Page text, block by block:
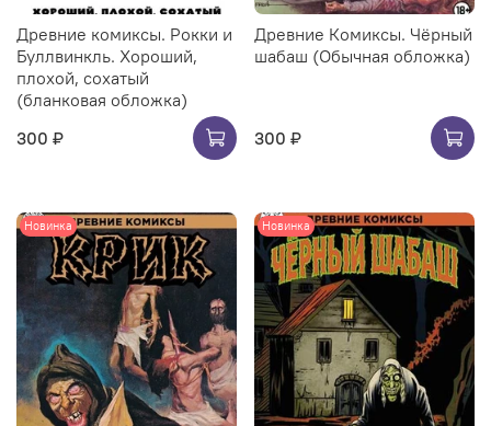
Древние комиксы. Рокки и
Буллвинкль. Хороший,
плохой, сохатый
(бланковая обложка)
300 ₽
Древние Комиксы. Чёрный
шабаш (Обычная обложка)
300 ₽
Новинка Новинка